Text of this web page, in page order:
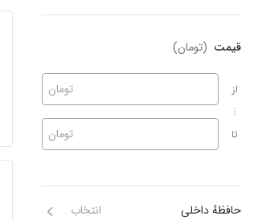
قیمت (تومان)
از
تا
تومان
تومان
حافظهٔ داخلی انتخاب